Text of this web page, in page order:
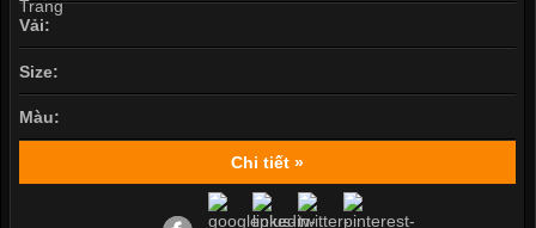
Vải:
Size:
Màu:
Chi tiết »